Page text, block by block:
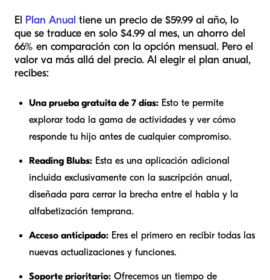
El Plan Anual tiene un precio de $59.99 al año, lo
que se traduce en solo $4.99 al mes, un ahorro del
66% en comparación con la opción mensual. Pero el
valor va más allá del precio. Al elegir el plan anual,
recibes:
Una prueba gratuita de 7 días: Esto te permite
explorar toda la gama de actividades y ver cómo
responde tu hijo antes de cualquier compromiso.
Reading Blubs: Esta es una aplicación adicional
incluida exclusivamente con la suscripción anual,
diseñada para cerrar la brecha entre el habla y la
alfabetización temprana.
Acceso anticipado: Eres el primero en recibir todas las
nuevas actualizaciones y funciones.
Soporte prioritario: Ofrecemos un tiempo de